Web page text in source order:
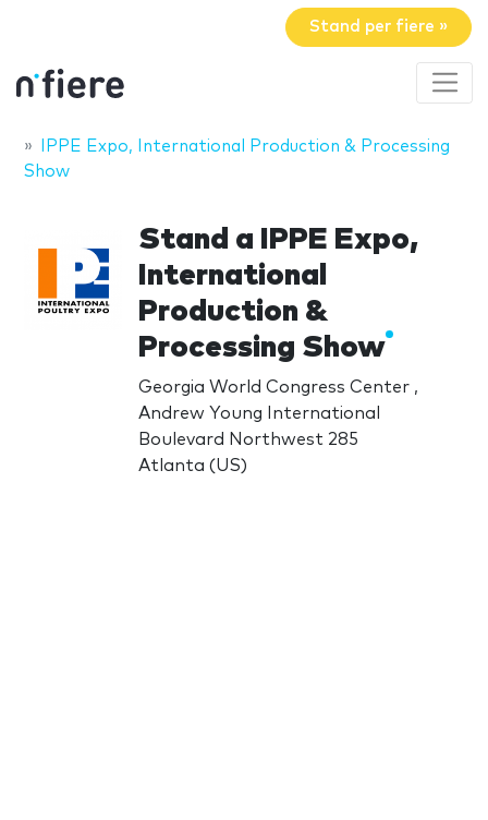
Stand per fiere »
IPPE Expo, International Production & Processing
Show
Stand a IPPE Expo,
International
Production &
Processing Show
Georgia World Congress Center ,
Andrew Young International
Boulevard Northwest 285
Atlanta (US)